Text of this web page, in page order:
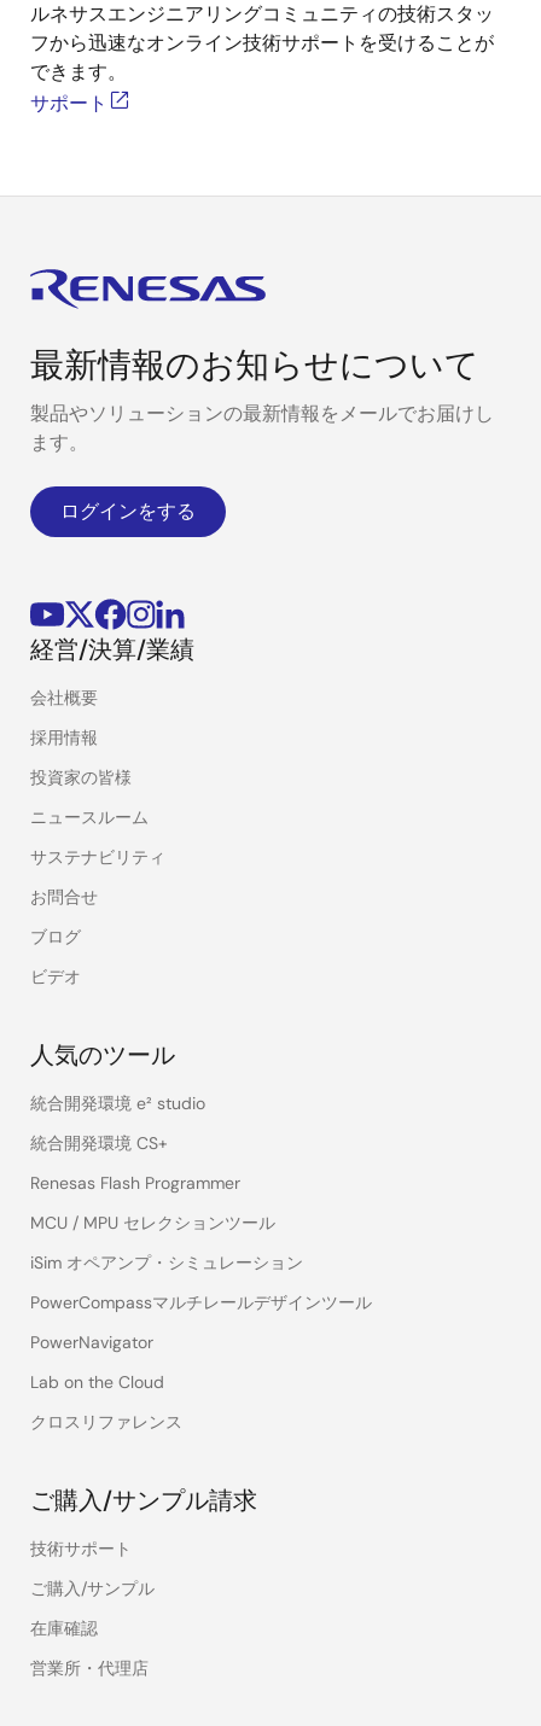
ルネサスエンジニアリングコミュニティの技術スタッ
フから迅速なオンライン技術サポートを受けることが
できます。
サポート
最新情報のお知らせについて
製品やソリューションの最新情報をメールでお届けし
ます。
ログインをする
経営/決算/業績
会社概要
採用情報
投資家の皆様
ニュースルーム
サステナビリティ
お問合せ
ブログ
ビデオ
人気のツール
統合開発環境 e² studio
統合開発環境 CS+
Renesas Flash Programmer
MCU / MPU セレクションツール
iSim オペアンプ・シミュレーション
PowerCompassマルチレールデザインツール
PowerNavigator
Lab on the Cloud
クロスリファレンス
ご購入/サンプル請求
技術サポート
ご購入/サンプル
在庫確認
営業所・代理店